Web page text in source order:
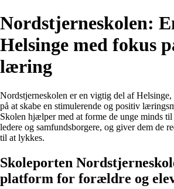
Nordstjerneskolen:
Helsinge med fokus
læring
Nordstjerneskolen er en vigtig del af
på at skabe en stimulerende og positiv
Skolen hjælper med at forme de unge minds
ledere og samfundsborgere, og giver dem de
til at lykkes.
Skoleporten
platform for forældre og